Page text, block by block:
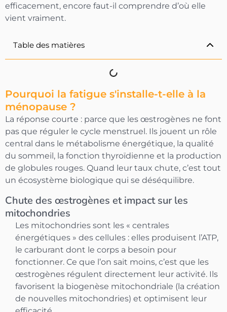
OBTENIR MON CODE
nos communications
efficacement, encore faut-il comprendre d’où elle
vient vraiment.
Table des matières
Pourquoi la fatigue s'installe-t-elle à la
ménopause ?
La réponse courte : parce que les œstrogènes ne font
pas que réguler le cycle menstruel. Ils jouent un rôle
central dans le métabolisme énergétique, la qualité
du sommeil, la fonction thyroïdienne et la production
de globules rouges. Quand leur taux chute, c’est tout
un écosystème biologique qui se déséquilibre.
Chute des œstrogènes et impact sur les
mitochondries
Les mitochondries sont les « centrales
énergétiques » des cellules : elles produisent l’ATP,
le carburant dont le corps a besoin pour
fonctionner. Ce que l’on sait moins, c’est que les
œstrogènes régulent directement leur activité. Ils
favorisent la biogenèse mitochondriale (la création
de nouvelles mitochondries) et optimisent leur